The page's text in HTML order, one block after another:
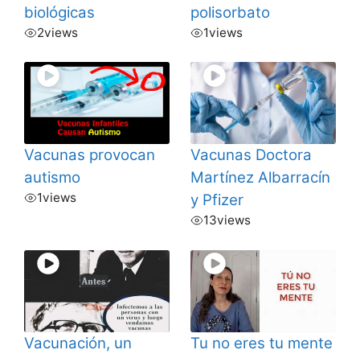
biológicas
2views
polisorbato
1views
Vacunas provocan
autismo
1views
Vacunas Doctora
Martínez Albarracín
y Pfizer
13views
Vacunación, un
Tu no eres tu mente